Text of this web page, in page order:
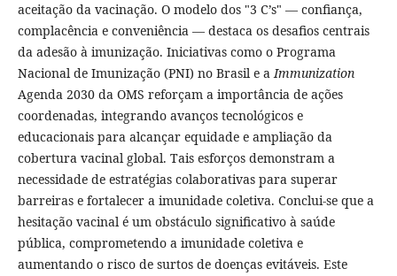
aceitação da vacinação. O modelo dos "3 C’s" — confiança,
complacência e conveniência — destaca os desafios centrais
da adesão à imunização. Iniciativas como o Programa
Nacional de Imunização (PNI) no Brasil e aImmunization
Agenda 2030 da OMS reforçam a importância de ações
coordenadas, integrando avanços tecnológicos e
educacionais para alcançar equidade e ampliação da
cobertura vacinal global. Tais esforços demonstram a
necessidade de estratégias colaborativas para superar
barreiras e fortalecer a imunidade coletiva. Conclui-se que a
hesitação vacinal é um obstáculo significativo à saúde
pública, comprometendo a imunidade coletiva e
aumentando o risco de surtos de doenças evitáveis. Este